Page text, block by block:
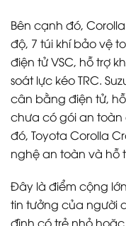
Bên cạnh đó,
độ, 7 túi khí bảo vệ
điện tử VSC, hỗ trợ
soát lực kéo TRC.
cân bằng điện tử,
chưa có gói an toàn
đó, Toyota Corolla
nghệ an toàn và hỗ
Đây là điểm cộng
tin tưởng của người
đình có trẻ nhỏ